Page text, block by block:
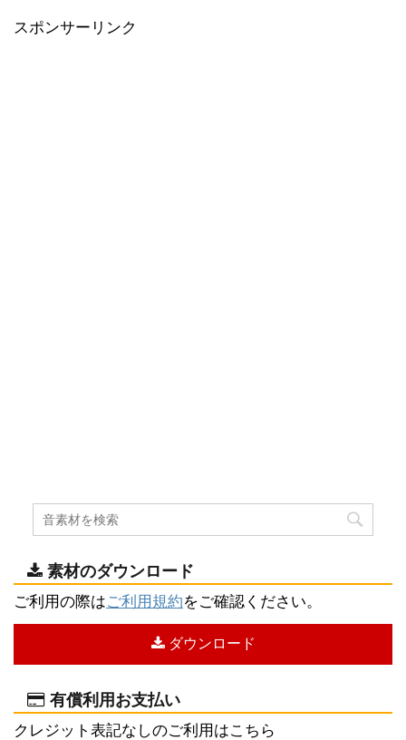
スポンサーリンク
素材のダウンロード
ご利用の際はご利用規約をご確認ください。
ダウンロード
有償利用お支払い
クレジット表記なしのご利用はこちら